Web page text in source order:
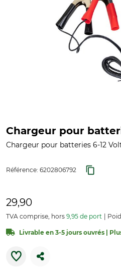
Chargeur pour
Chargeur pour batteries 6-12
Référence: 6202806792
29,90
TVA comprise, hors 9,95 de port
Livrable en 3-5 jours ouvrés |